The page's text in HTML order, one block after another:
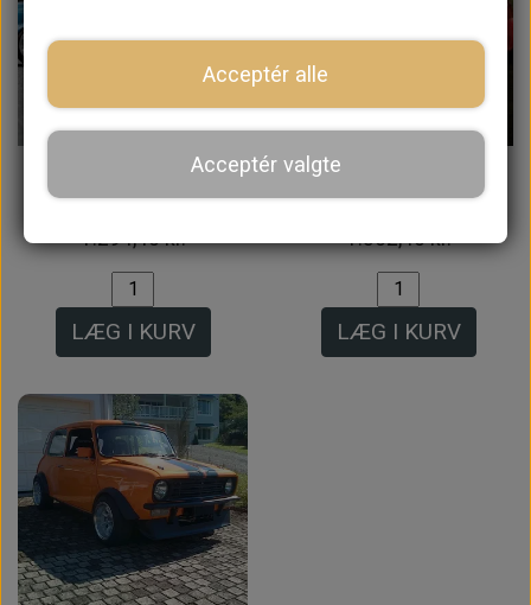
Hæk Spoiler i
1.294,40 kr.
LÆG I KURV
På lager
Mexico Front Spoiler
1.302,40 kr.
LÆG I KURV
Acceptér alle
Acceptér valgte